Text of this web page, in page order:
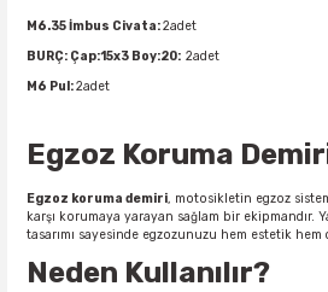
M6.35 İmbus Civata:2adet
BURÇ: Çap:15x3 Boy:20: 2adet
M6 Pul:2adet
Egzoz Koruma
Egzoz koruma demiri, motosikletin egzoz
karşı korumaya yarayan sağlam bir ekipmandır.
tasarımı sayesinde egzozunuzu hem estetik
Neden Kullanılır?